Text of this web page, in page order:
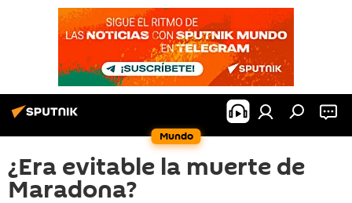
Mundo
¿Era evitable la muerte de
Maradona?